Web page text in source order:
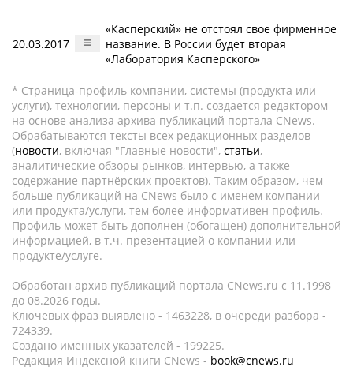
20.03.2017
«Касперский» не отстоял свое фирменное
название. В России будет вторая
«Лаборатория Касперского»
* Страница-профиль компании, системы (продукта или
услуги), технологии, персоны и т.п. создается редактором
на основе анализа архива публикаций портала CNews.
Обрабатываются тексты всех редакционных разделов
(новости, включая "Главные новости", статьи,
аналитические обзоры рынков, интервью, а также
содержание партнёрских проектов). Таким образом, чем
больше публикаций на CNews было с именем компании
или продукта/услуги, тем более информативен профиль.
Профиль может быть дополнен (обогащен) дополнительной
информацией, в т.ч. презентацией о компании или
продукте/услуге.
Обработан архив публикаций портала CNews.ru c 11.1998
до 08.2026 годы.
Ключевых фраз выявлено - 1463228, в очереди разбора -
724339.
Создано именных указателей - 199225.
Редакция Индексной книги CNews - book@cnews.ru